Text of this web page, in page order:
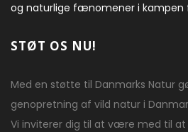
og naturlige fænomener i kampen
STØT OS NU!
Med en støtte til Danmarks Natur
genopretning af vild natur i
Vi inviterer dig til at være med til